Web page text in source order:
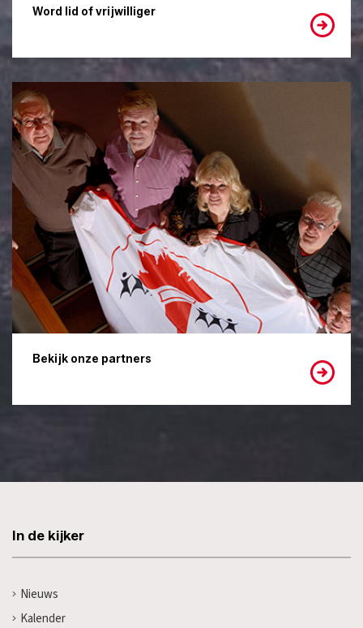
Word lid of vrijwilliger
Bekijk onze partners
In de kijker
Nieuws
Kalender